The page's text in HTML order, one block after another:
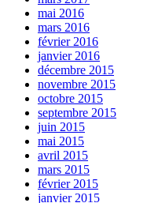
mai 2016
mars 2016
février 2016
janvier 2016
décembre 2015
novembre 2015
octobre 2015
septembre 2015
juin 2015
mai 2015
avril 2015
mars 2015
février 2015
janvier 2015